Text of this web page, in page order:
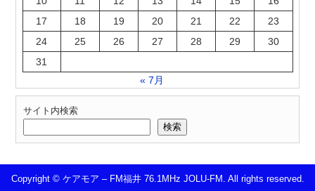
17
18 19 20 21 22
23
24
25 26 27 28 29
30
31
« 7月
サイト内検索
検索
Copyright © ケアモア – FM福井 76.1MHz JOLU-FM. All rights reserved.